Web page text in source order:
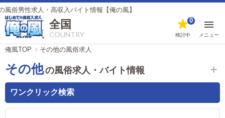
・高収入バイト情報【俺の風】
全国
COUNTRY 検討中
0
メニュー
俺風TOP その他の風俗求人
その他の風俗求人・バイト情報
ワンクリック検索